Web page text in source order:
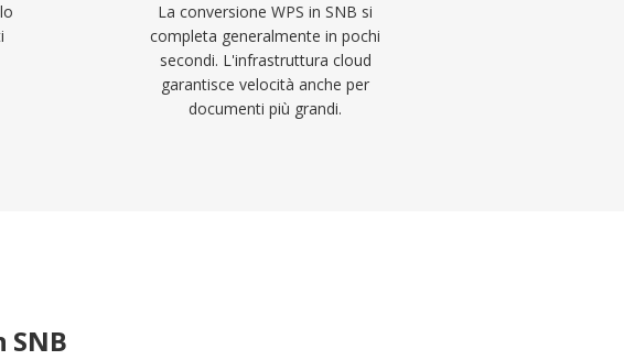
La conversione WPS in SNB si
completa generalmente in pochi
secondi. L'infrastruttura cloud
garantisce velocità anche per
documenti più grandi.
SNB